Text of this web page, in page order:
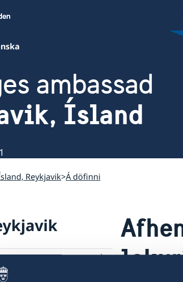
ambassad
Ísland
Reykjavik Á döfinni